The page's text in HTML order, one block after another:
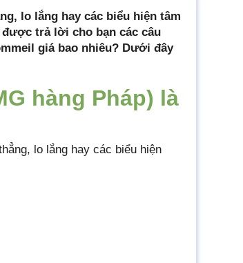
lo lắng hay các biểu hiện tâm
trả lời cho bạn các câu
giá bao nhiêu? Dưới đây
hàng Pháp) là
lo lắng hay các biểu hiện